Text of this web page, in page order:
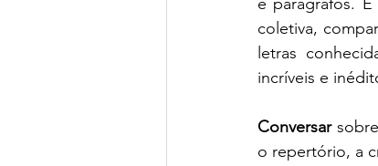
coletiva,
letras
incríveis e
Conversar
o repertório, a